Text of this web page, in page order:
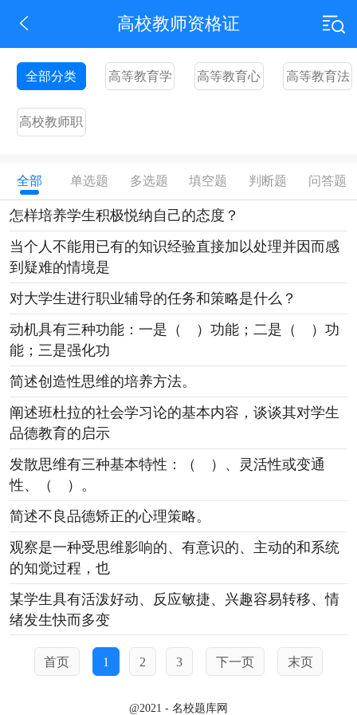
高校教师资格证
全部分类 高等教育学
高等教育心
高等教育法
高校教师职
全部 单选题 多选题 填空题 判断题 问答题
怎样培养学生积极悦纳自己的态度？
当个人不能用已有的知识经验直接加以处理并因而感
到疑难的情境是
对大学生进行职业辅导的任务和策略是什么？
动机具有三种功能：一是（ ）功能；二是（ ）功
能；三是强化功
简述创造性思维的培养方法。
阐述班杜拉的社会学习论的基本内容，谈谈其对学生
品德教育的启示
发散思维有三种基本特性：（ ）、灵活性或变通
性、（ ）。
简述不良品德矫正的心理策略。
观察是一种受思维影响的、有意识的、主动的和系统
的知觉过程，也
某学生具有活泼好动、反应敏捷、兴趣容易转移、情
绪发生快而多变
首页 1 2 3 下一页 末页
@2021 - 名校题库网